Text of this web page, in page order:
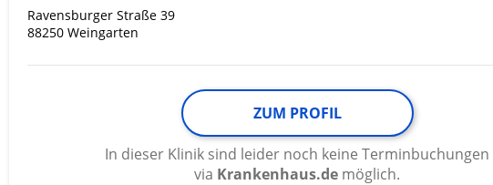
Ravensburger Straße 39
88250 Weingarten
ZUM PROFIL
In dieser Klinik sind leider noch keine Terminbuchungen
via Krankenhaus.de möglich.